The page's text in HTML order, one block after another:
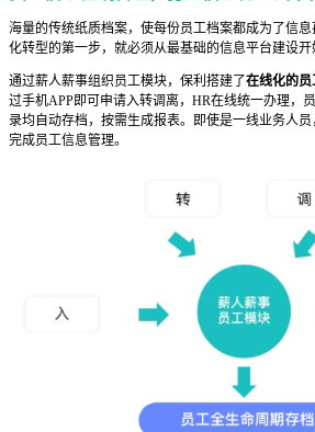
海量的传统纸质档案，使每份员工档案都成为了信
化转型的第一步，就必须从最基础的信息平台建设开
通过薪人薪事组织员工模块，保利搭建了在线化的
过手机APP即可申请入转调离，HR在线统一办理，
录均自动存档，按需生成报表。即使是一线业务人
完成员工信息管理。